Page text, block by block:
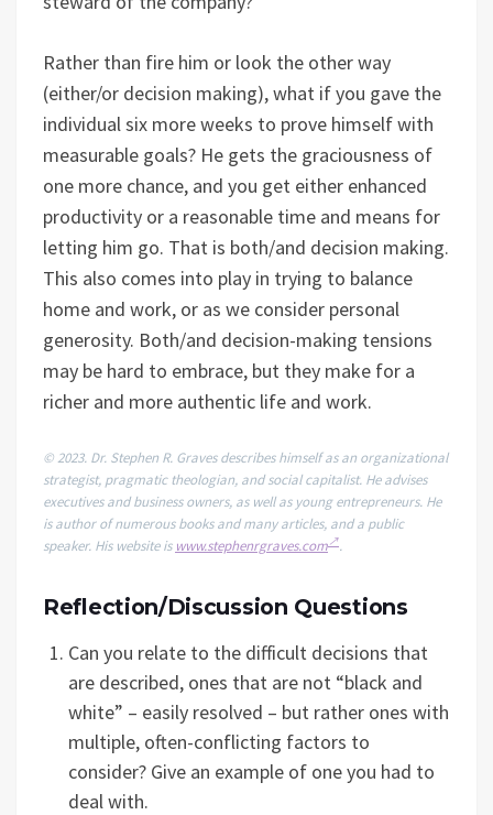
Rather than fire him or look the other way
(either/or decision making), what if you gave the
individual six more weeks to prove himself with
measurable goals? He gets the graciousness of
one more chance, and you get either enhanced
productivity or a reasonable time and means for
letting him go. That is both/and decision making.
This also comes into play in trying to balance
home and work, or as we consider personal
generosity. Both/and decision-making tensions
may be hard to embrace, but they make for a
richer and more authentic life and work.
© 2023. Dr. Stephen R. Graves describes himself as an organizational
strategist, pragmatic theologian, and social capitalist. He advises
executives and business owners, as well as young entrepreneurs. He
is author of numerous books and many articles, and a public
speaker. His website is www.stephenrgraves.com .
Reflection/Discussion Questions
Can you relate to the difficult decisions that
are described, ones that are not “black and
white” – easily resolved – but rather ones with
multiple, often-conflicting factors to
consider? Give an example of one you had to
deal with.